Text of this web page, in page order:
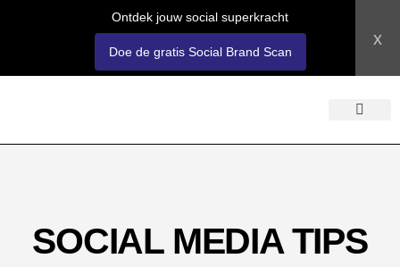
Ontdek jouw social superkracht
Doe de gratis Social Brand Scan
x
SOCIAL MEDIA TIPS